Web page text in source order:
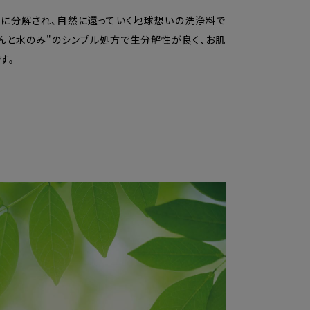
分解され、自然に還っていく地球想いの洗浄料で
と水のみ"のシンプル処方で生分解性が良く、お肌
。